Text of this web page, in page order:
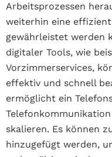
Arbeitsprozessen
weiterhin eine
gewährleistet werden
digitaler Tools, wie
Vorzimmerservices,
effektiv und schnell
ermöglicht ein
skalieren. Es können
hinzugefügt werden,